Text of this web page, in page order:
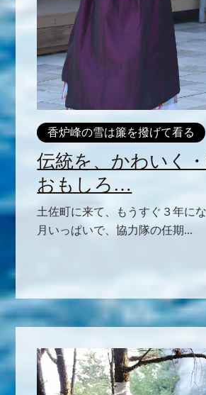
香炉峰の雪は簾を撥げて看る
伝統を、かわいく・
おもしろ…
土佐町に来て、もうすぐ３年に
月いっぱいで、協力隊の任期...